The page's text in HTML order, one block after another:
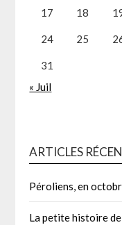
17 18
24 25
31
« Juil
ARTICLES
Péroliens, en
La petite histoire